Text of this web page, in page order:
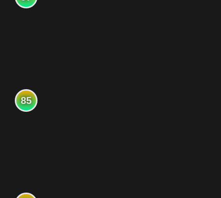
85